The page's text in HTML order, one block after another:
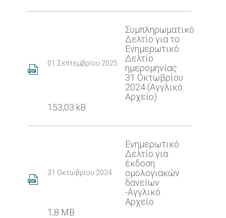
01 Σεπτεμβρίου 2025
Συμπληρωματικό
Δελτίο για το
Ενημερωτικό
Δελτίο
ημερομηνίας
31 Οκτωβρίου
2024 (Αγγλικό
Αρχείο)
153,03 kB
31 Οκτωβρίου 2024
Ενημερωτικό
Δελτίο για
έκδοση
ομολογιακών
δανείων
-Αγγλικό
Αρχείο
1,8 MB